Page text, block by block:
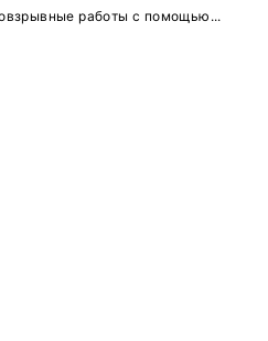
работы с помощью...